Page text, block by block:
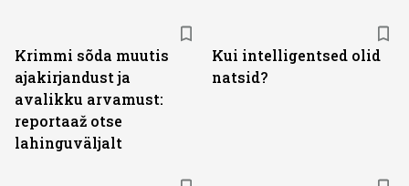
Krimmi sõda muutis
ajakirjandust ja
avalikku arvamust:
reportaaž otse
lahinguväljalt
Kui intelligentsed olid
natsid?